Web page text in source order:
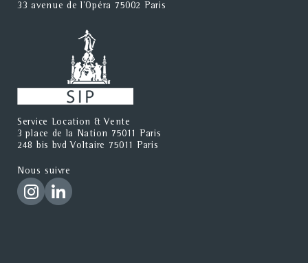
33 avenue de l'Opéra 75002 Paris
Service Location & Vente
3 place de la Nation 75011 Paris
248 bis bvd Voltaire 75011 Paris
Nous suivre